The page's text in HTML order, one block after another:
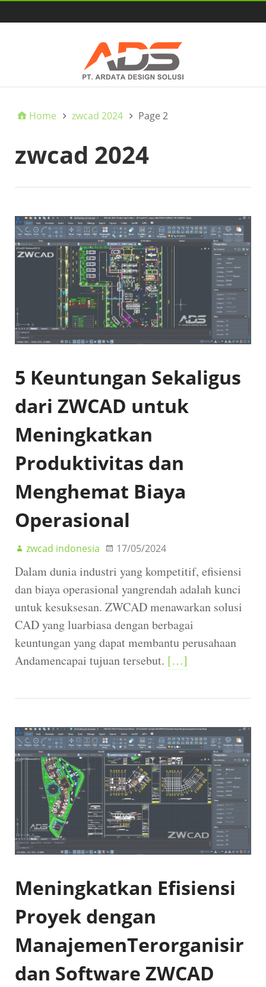
Home zwcad 2024 Page 2
zwcad 2024
5 Keuntungan Sekaligus
dari ZWCAD untuk
Meningkatkan
Produktivitas dan
Menghemat Biaya
Operasional
zwcad indonesia 17/05/2024
Dalam dunia industri yang kompetitif, efisiensi
dan biaya operasional yangrendah adalah kunci
untuk kesuksesan. ZWCAD menawarkan solusi
CAD yang luarbiasa dengan berbagai
keuntungan yang dapat membantu perusahaan
Andamencapai tujuan tersebut. […]
Meningkatkan Efisiensi
Proyek dengan
ManajemenTerorganisir
dan Software ZWCAD